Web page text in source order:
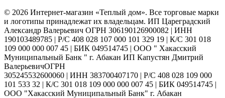
© 2026 Интернет-магазин «Теплый дом». Все торговые марки
и логотипы принадлежат их владельцам. ИП Цареградский
Александр Валерьевич ОГРН 306190126900082 | ИНН
190103489785 | Р/С 408 028 107 000 101 329 19 | К/С 301 018
109 000 000 007 45 | БИК 049514745 | ООО " Хакасский
Муниципальный Банк " г. Абакан ИП Капустян Дмитрий
ВалерьевичОГРН
305245532600060 | ИНН 383700407170 | Р/С 408 028 109 000
101 533 32 | К/С 301 018 109 000 000 007 45 | БИК 049514745 |
ООО "Хакасский Муниципальный Банк" г. Абакан